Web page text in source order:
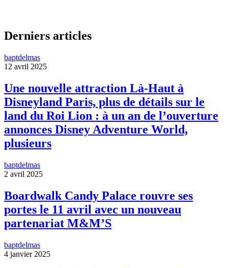
Derniers articles
baptdelmas
12 avril 2025
Une nouvelle attraction Là-Haut à
Disneyland Paris, plus de détails sur le
land du Roi Lion : à un an de l’ouverture
annonces Disney Adventure World,
plusieurs
baptdelmas
2 avril 2025
Boardwalk Candy Palace rouvre ses
portes le 11 avril avec un nouveau
partenariat M&M’S
baptdelmas
4 janvier 2025